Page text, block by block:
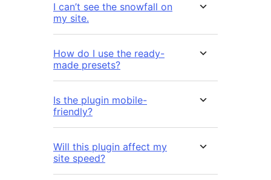
I can’t see the snowfall on
my site.
How do I use the ready-
made presets?
Is the plugin mobile-
friendly?
Will this plugin affect my
site speed?